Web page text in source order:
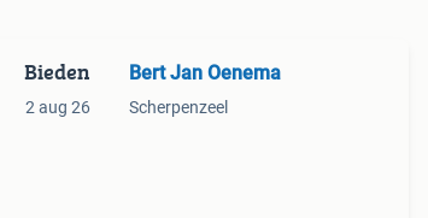
Bieden
2 aug 26
Bert Jan Oenema
Scherpenzeel